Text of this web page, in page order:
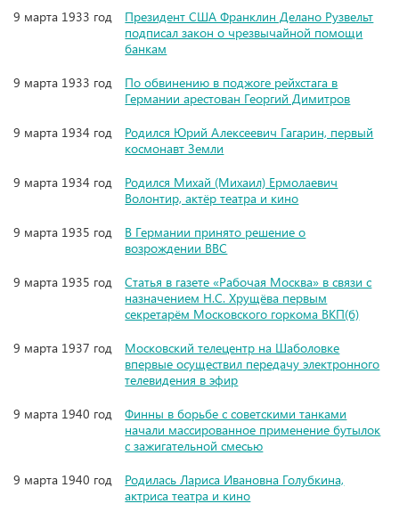
9 марта 1933 год
Президент США Франклин Делано Рузвельт
подписал закон о чрезвычайной помощи
банкам
9 марта 1933 год
По обвинению в поджоге рейхстага в
Германии арестован Георгий Димитров
9 марта 1934 год
Родился Юрий Алексеевич Гагарин, первый
космонавт Земли
9 марта 1934 год
Родился Михай (Михаил) Ермолаевич
Волонтир, актёр театра и кино
9 марта 1935 год
В Германии принято решение о
возрождении ВВС
9 марта 1935 год
Статья в газете «Рабочая Москва» в связи с
назначением Н.С. Хрущёва первым
секретарём Московского горкома ВКП(б)
9 марта 1937 год
Московский телецентр на Шаболовке
впервые осуществил передачу электронного
телевидения в эфир
9 марта 1940 год
Финны в борьбе с советскими танками
начали массированное применение бутылок
с зажигательной смесью
9 марта 1940 год
Родилась Лариса Ивановна Голубкина,
актриса театра и кино